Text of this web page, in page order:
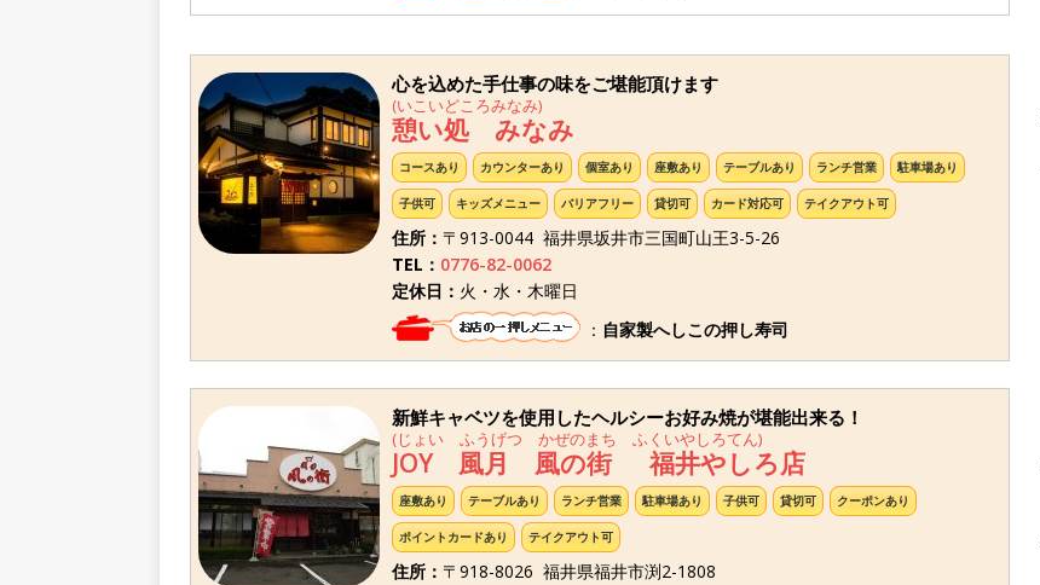
心を込めた手仕事の味をご堪能頂けます
(いこいどころみなみ)
憩い処 みなみ
コースあり カウンターあり 個室あり 座敷あり テーブルあり ランチ営業 駐車場あり
子供可 キッズメニュー バリアフリー 貸切可 カード対応可 テイクアウト可
住所： 〒913-0044 福井県坂井市三国町山王3-5-26
TEL： 0776-82-0062
定休日： 火・水・木曜日
： 自家製へしこの押し寿司
新鮮キャベツを使用したヘルシーお好み焼が堪能出来る！
(じょい ふうげつ かぜのまち ふくいやしろてん)
JOY 風月 風の街 福井やしろ店
座敷あり テーブルあり ランチ営業 駐車場あり 子供可 貸切可 クーポンあり
ポイントカードあり テイクアウト可
住所： 〒918-8026 福井県福井市渕2-1808